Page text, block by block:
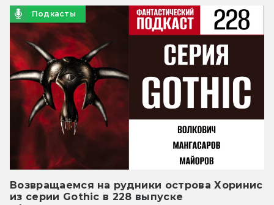
Подкасты
Возвращаемся на рудники острова Хоринис
из серии Gothic в 228 выпуске